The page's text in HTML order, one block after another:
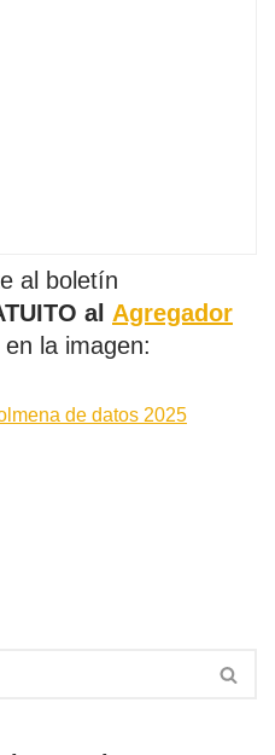
al boletín
al Agregador
la imagen: